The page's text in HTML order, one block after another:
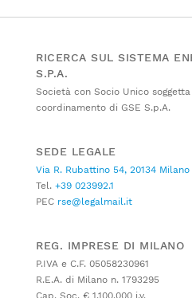
RICERCA SUL SISTEMA
S.P.A.
Società con Socio Unico
coordinamento di GSE S.p.A.
SEDE LEGALE
Via R. Rubattino 54, 20134 Milano
Tel. +39 023992.1
PEC rse@legalmail.it
REG. IMPRESE DI MILANO
P.IVA e C.F. 05058230961
R.E.A. di Milano n. 1793295
Cap. Soc. € 1.100.000 i.v.